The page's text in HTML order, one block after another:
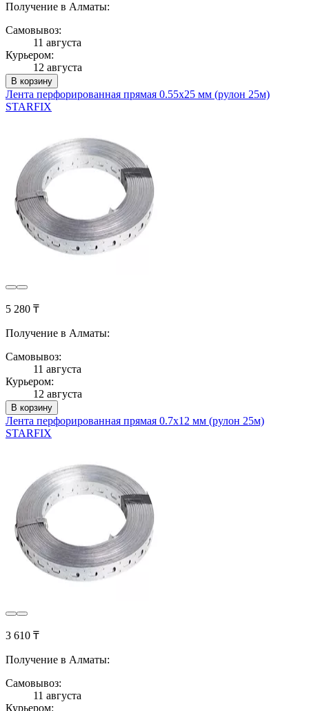
Получение в Алматы:
Самовывоз:
11 августа
Курьером:
12 августа
В корзину
Лента перфорированная прямая 0.55х25 мм (рулон 25м)
STARFIX
5 280 ₸
Получение в Алматы:
Самовывоз:
11 августа
Курьером:
12 августа
В корзину
Лента перфорированная прямая 0.7х12 мм (рулон 25м)
STARFIX
3 610 ₸
Получение в Алматы:
Самовывоз:
11 августа
Курьером: